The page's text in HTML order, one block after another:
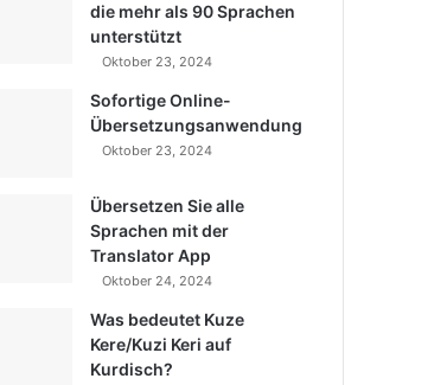
die mehr als 90 Sprachen
unterstützt
Oktober 23, 2024
Sofortige Online-
Übersetzungsanwendung
Oktober 23, 2024
Übersetzen Sie alle
Sprachen mit der
Translator App
Oktober 24, 2024
Was bedeutet Kuze
Kere/Kuzi Keri auf
Kurdisch?